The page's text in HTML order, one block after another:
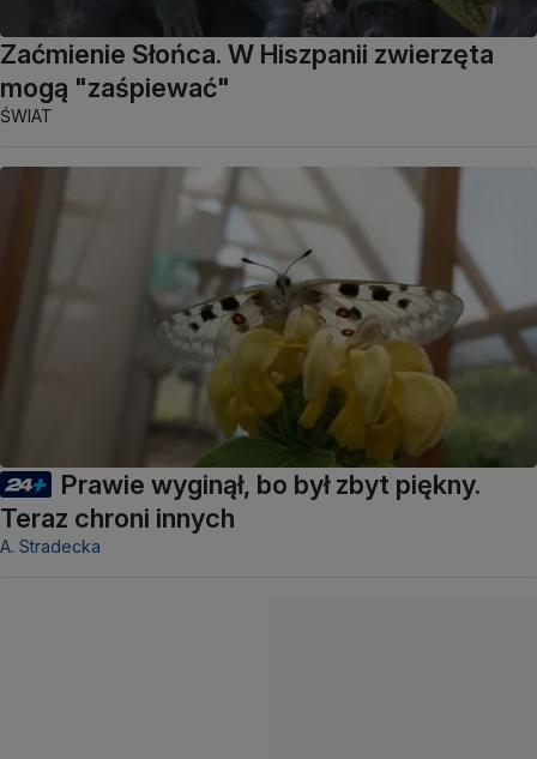
Zaćmienie Słońca. W Hiszpanii zwierzęta
mogą "zaśpiewać"
ŚWIAT
Prawie wyginął, bo był zbyt piękny.
Teraz chroni innych
A. Stradecka